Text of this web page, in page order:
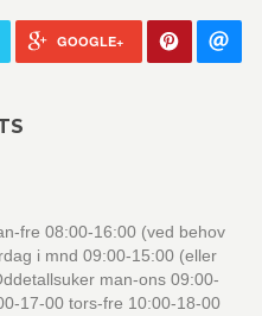
GOOGLE+
fre 08:00-16:00 (ved behov
i mnd 09:00-15:00 (eller
man-ons 09:00-
17-00 tors-fre 10:00-18-00